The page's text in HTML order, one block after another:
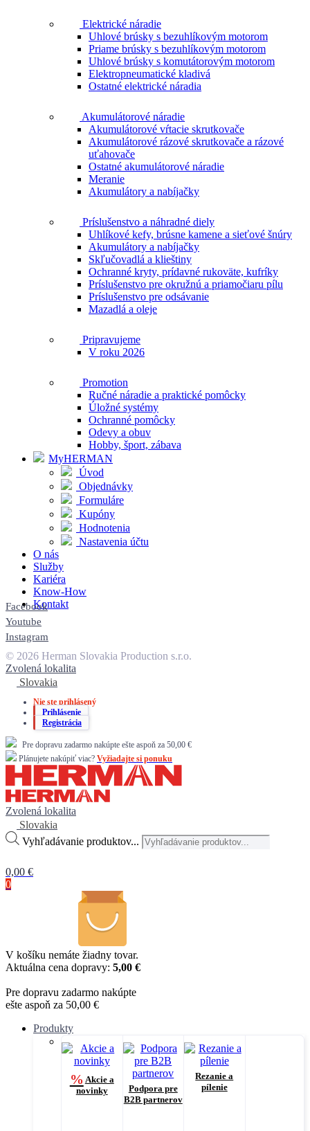
Elektrické náradie
Uhlové brúsky s bezuhlíkovým motorom
Priame brúsky s bezuhlíkovým motorom
Uhlové brúsky s komutátorovým motorom
Elektropneumatické kladivá
Ostatné elektrické náradia
Akumulátorové náradie
Akumulátorové vŕtacie skrutkovače
Akumulátorové rázové skrutkovače a rázové
uťahovače
Ostatné akumulátorové náradie
Meranie
Akumulátory a nabíjačky
Príslušenstvo a náhradné diely
Uhlíkové kefy, brúsne kamene a sieťové šnúry
Akumulátory a nabíjačky
Skľučovadlá a klieštiny
Ochranné kryty, prídavné rukoväte, kufríky
Príslušenstvo pre okružnú a priamočiaru pílu
Príslušenstvo pre odsávanie
Mazadlá a oleje
Pripravujeme
V roku 2026
Promotion
Ručné náradie a praktické pomôcky
Úložné systémy
Ochranné pomôcky
Odevy a obuv
Hobby, šport, zábava
MyHERMAN
Úvod
Objednávky
Formuláre
Kupóny
Hodnotenia
Nastavenia účtu
O nás
Služby
Kariéra
Know-How
Kontakt
Facebook
Youtube
Instagram
© 2026 Herman Slovakia Production s.r.o.
Zvolená lokalita
Slovakia
Nie ste prihlásený
Prihlásenie
Registrácia
Pre dopravu zadarmo nakúpte ešte aspoň za 50,00 €
Plánujete nakúpiť viac? Vyžiadajte si ponuku
Zvolená lokalita
Slovakia
Vyhľadávanie produktov...
0,00 €
0
V košíku nemáte žiadny tovar.
Aktuálna cena dopravy: 5,00 €
Pre dopravu zadarmo nakúpte
ešte aspoň za 50,00 €
Produkty
% Akcie a
novinky
Podpora pre
B2B partnerov
Rezanie a
pílenie